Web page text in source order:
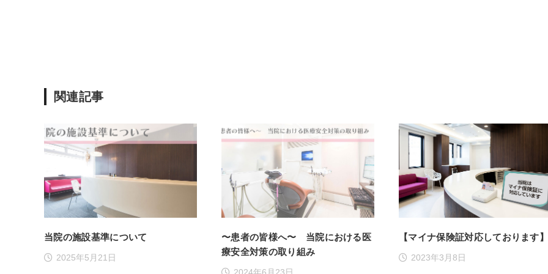
関連記事
当院の施設基準について
2025年5月21日
〜患者の皆様へ〜 当院における医
療安全対策の取り組み
2024年6月23日
【マイナ保険証対応しております
2023年3月8日